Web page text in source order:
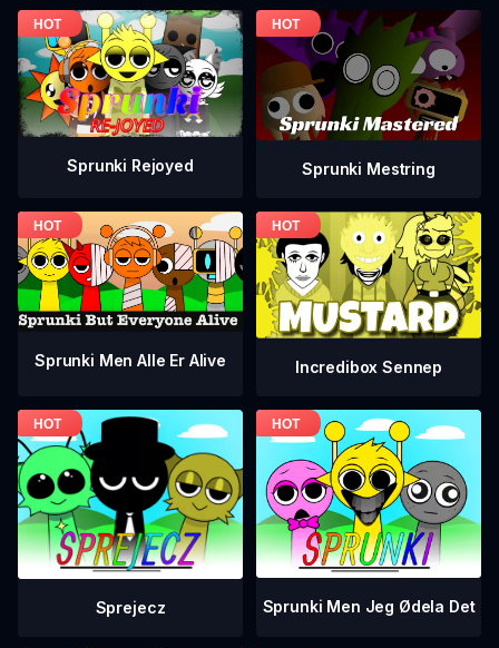
Sprunki Rejoyed Sprunki Mestring
Sprunki Men Alle Er Alive Incredibox Sennep
Sprejecz Sprunki Men Jeg Ødela Det